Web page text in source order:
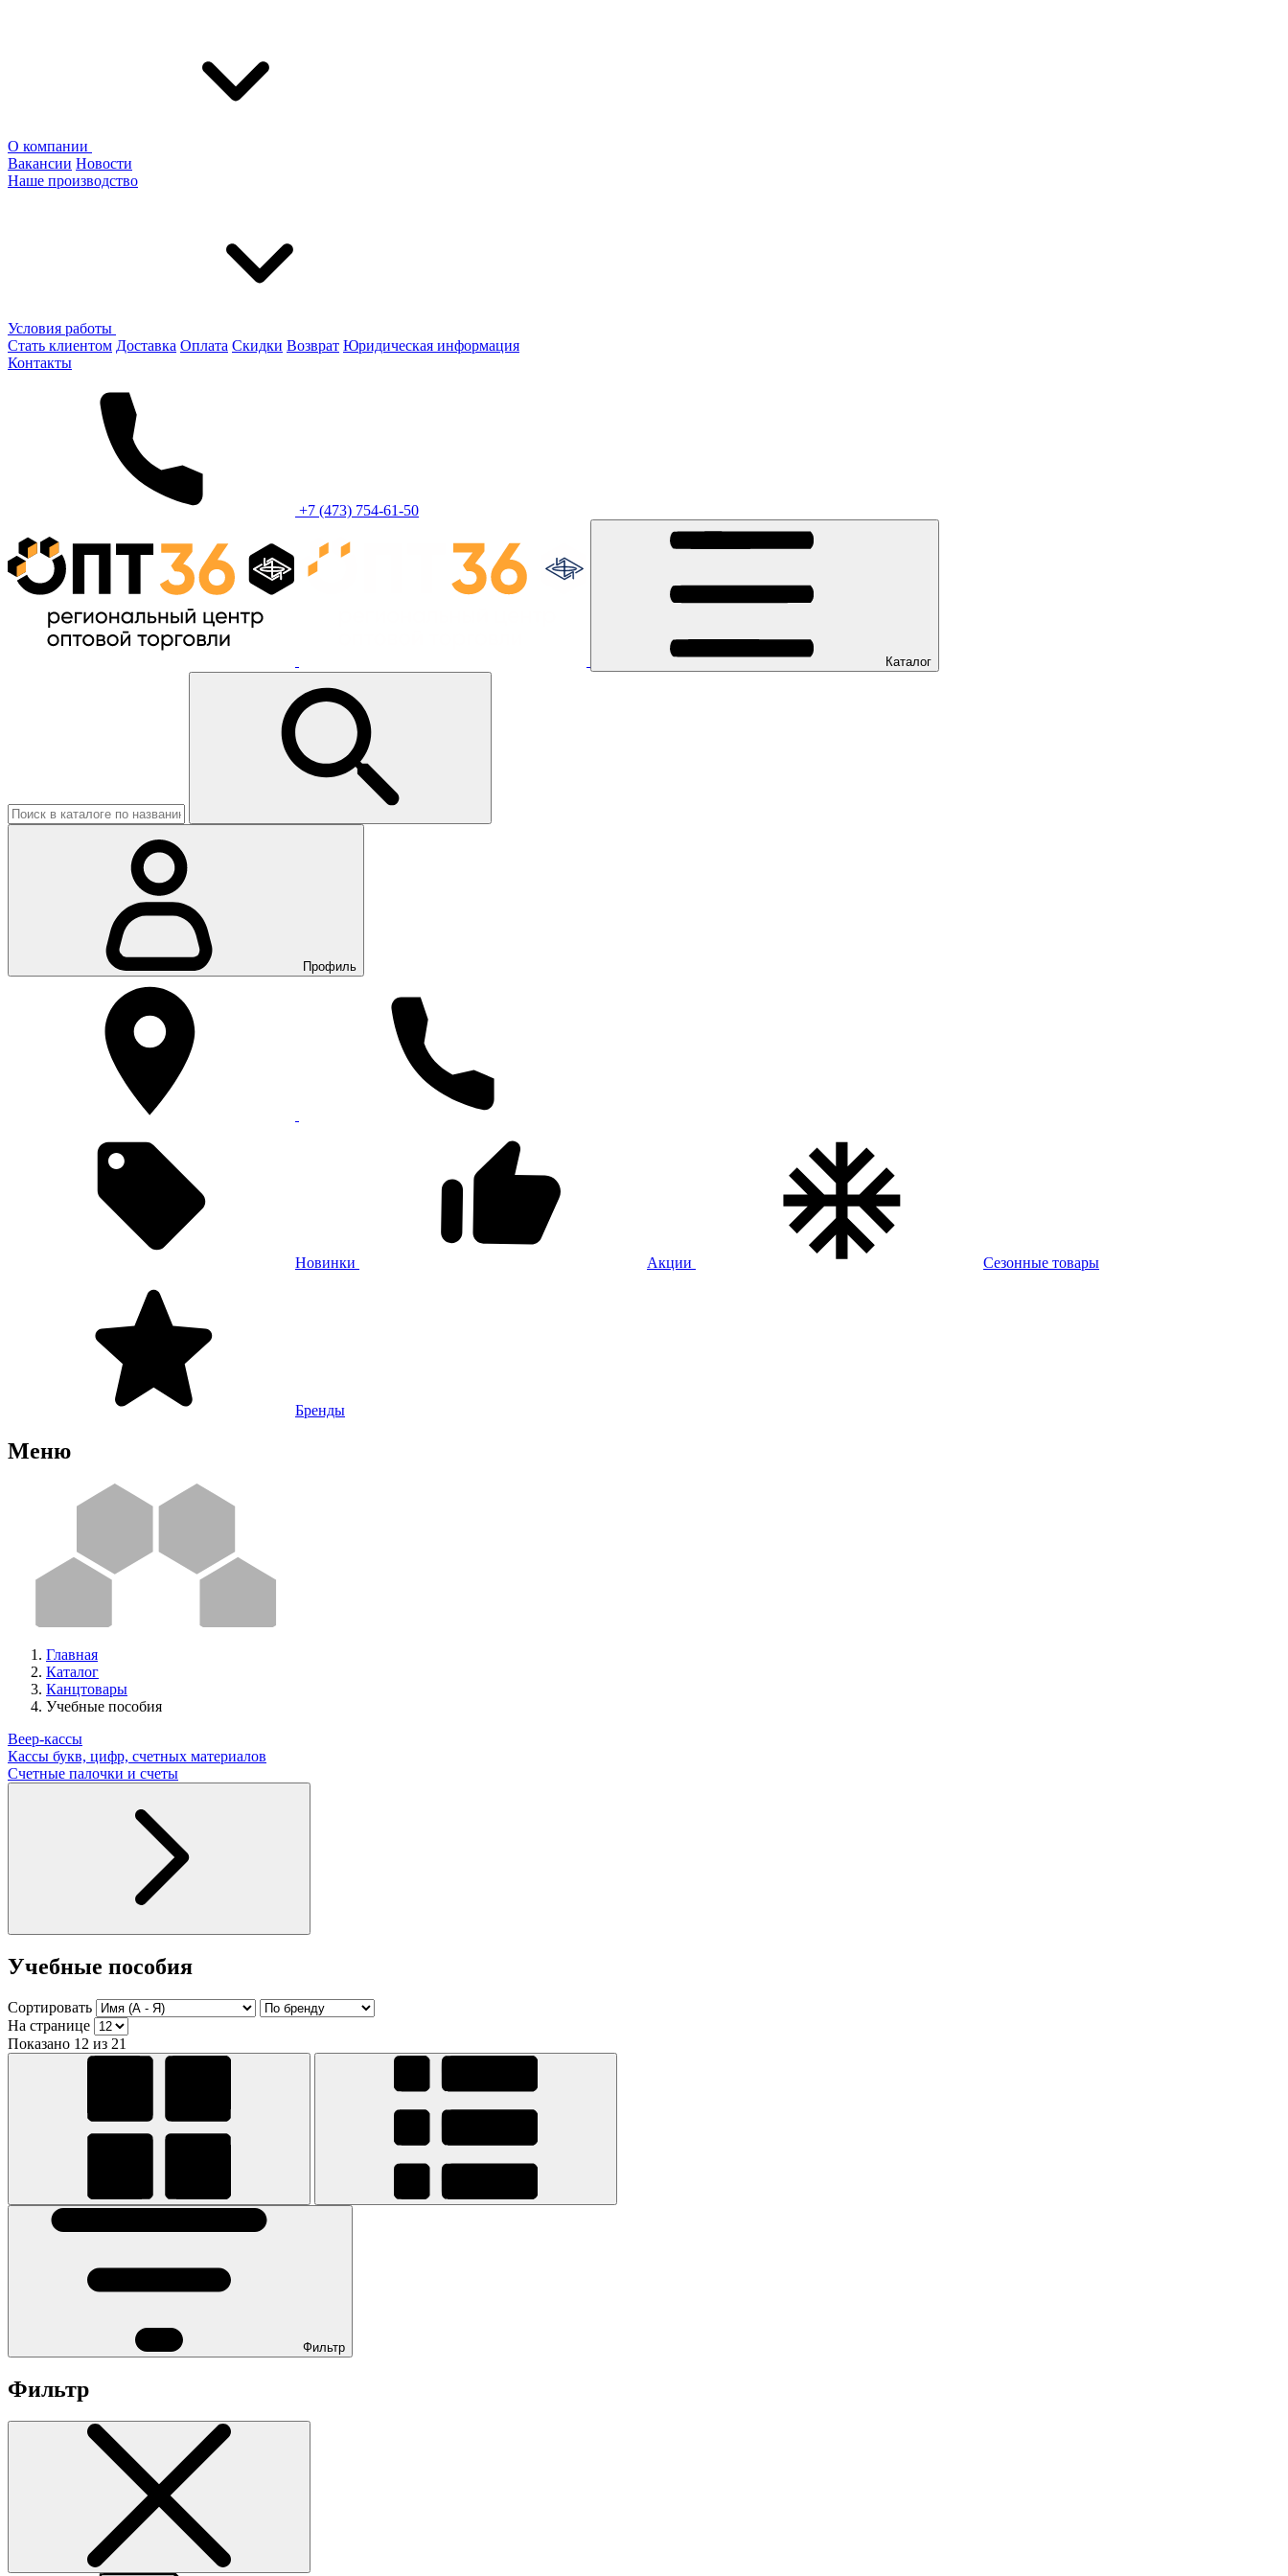
О компании
Вакансии Новости
Наше производство
Условия работы
Стать клиентом Доставка Оплата Скидки Возврат Юридическая информация
Контакты
+7 (473) 754-61-50
Каталог
Профиль
Новинки Акции Сезонные товары
Бренды
Меню
Главная
Каталог
Канцтовары
Учебные пособия
Веер-кассы
Кассы букв, цифр, счетных материалов
Счетные палочки и счеты
Учебные пособия
Сортировать
На странице
Показано 12 из 21
Фильтр
Фильтр